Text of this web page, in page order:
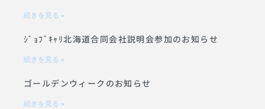
続きを見る »
ｼﾞｮﾌﾞｷｬﾘ北海道合同会社説明会参加のお知らせ
続きを見る »
ゴールデンウィークのお知らせ
続きを見る »